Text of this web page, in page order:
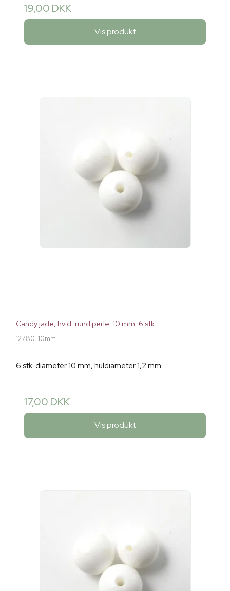
19,00 DKK
Vis produkt
Candy jade, hvid, rund perle, 10 mm, 6 stk
12780-10mm
6 stk. diameter 10 mm, huldiameter 1,2 mm.
17,00 DKK
Vis produkt